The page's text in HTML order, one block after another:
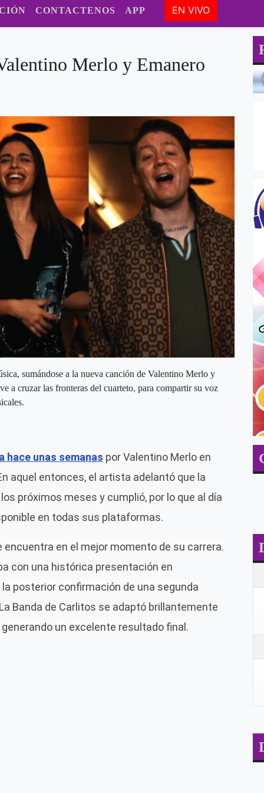
CONTACTENOS APP EN VIVO
Merlo y Emanero
sumándose a la nueva canción de Valentino Merlo y
a cruzar las fronteras del cuarteto, para compartir su voz
hace unas semanas porValentino Merlo en
aquel entonces, el artista adelantó que la
próximos meses y cumplió, por lo que al día
en todas sus plataformas.
encuentra en el mejor momento de su carrera.
con una histórica presentación en
posterior confirmación de una segunda
Banda de Carlitos se adaptó brillantemente
un excelente resultado final.